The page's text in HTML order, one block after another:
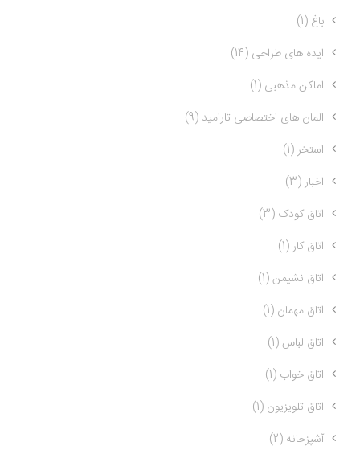
باغ (1)
ایده های طراحی (14)
اماکن مذهبی (1)
المان های اختصاصی تارامید (9)
استخر (1)
اخبار (3)
اتاق کودک (3)
اتاق کار (1)
اتاق نشیمن (1)
اتاق مهمان (1)
اتاق لباس (1)
اتاق خواب (1)
اتاق تلویزیون (1)
آشپزخانه (2)